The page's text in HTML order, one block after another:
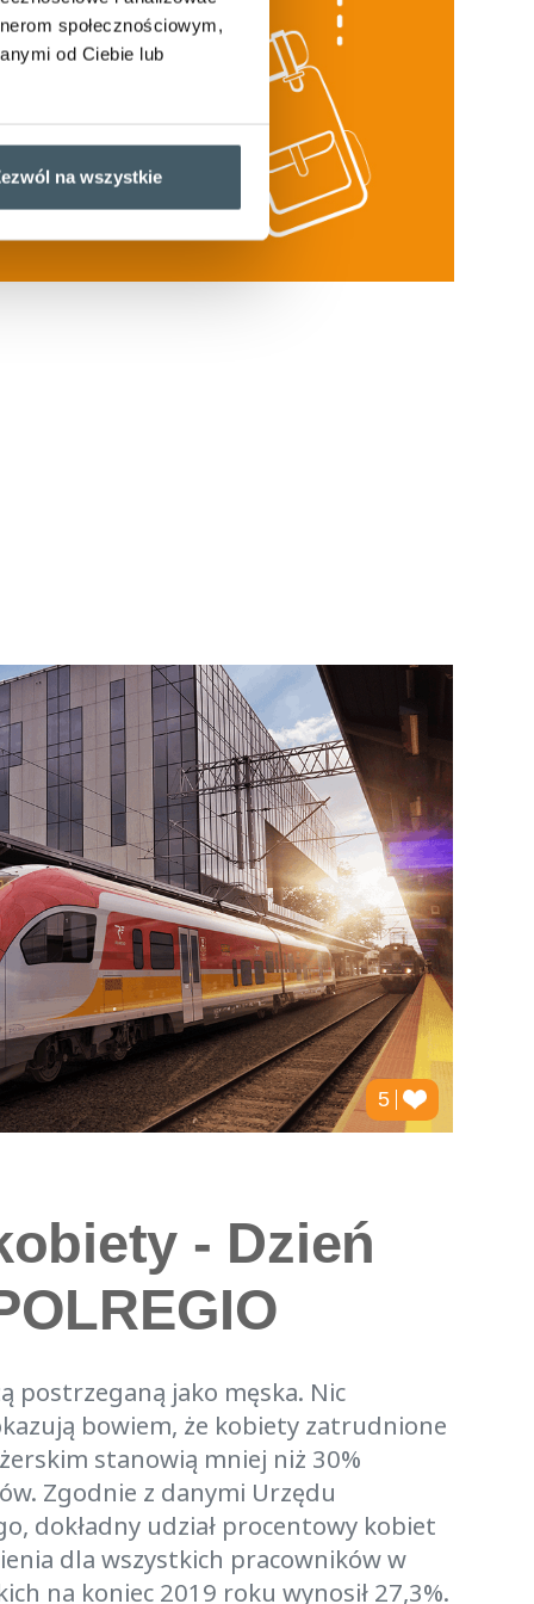
społecznościowym,
od Ciebie lub
na wszystkie
5
- Dzień
postrzeganą jako męska. Nic
bowiem, że kobiety zatrudnione
stanowią mniej niż 30%
Zgodnie z danymi Urzędu
dokładny udział procentowy kobiet
dla wszystkich pracowników w
na koniec 2019 roku wynosił 27,3%.